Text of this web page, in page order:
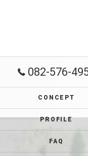
082-576-
CONCEPT
PROFILE
FAQ